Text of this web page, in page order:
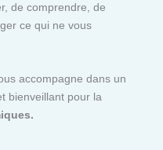
de comprendre, de
ce qui ne vous
accompagne dans un
bienveillant pour la